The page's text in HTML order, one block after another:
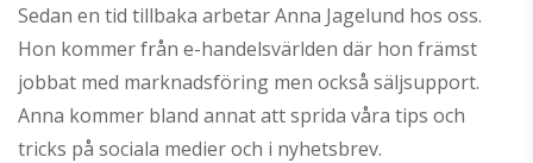
Sedan en tid tillbaka arbetar Anna Jagelund hos oss.
Hon kommer från e-handelsvärlden där hon främst
jobbat med marknadsföring men också säljsupport.
Anna kommer bland annat att sprida våra tips och
tricks på sociala medier och i nyhetsbrev.